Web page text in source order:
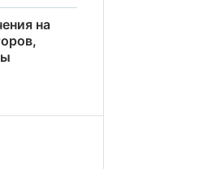
на